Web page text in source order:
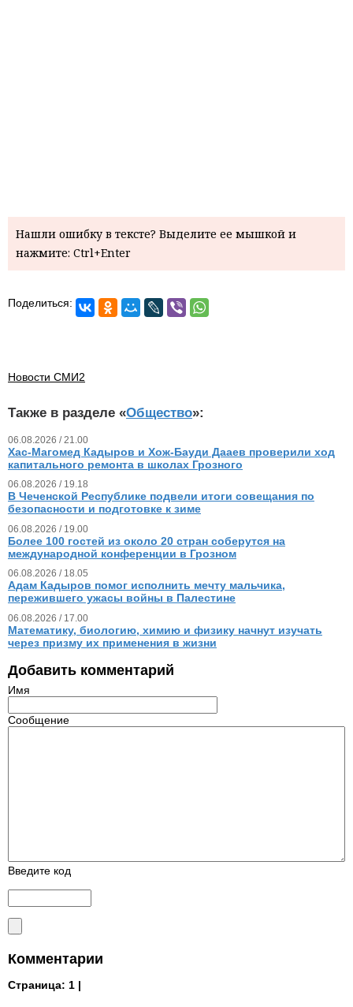
Нашли ошибку в тексте? Выделите ее мышкой и
нажмите: Ctrl+Enter
Поделиться:
Новости СМИ2
Также в разделе «Общество»:
06.08.2026 / 21.00
Хас-Магомед Кадыров и Хож-Бауди Дааев проверили ход
капитального ремонта в школах Грозного
06.08.2026 / 19.18
В Чеченской Республике подвели итоги совещания по
безопасности и подготовке к зиме
06.08.2026 / 19.00
Более 100 гостей из около 20 стран соберутся на
международной конференции в Грозном
06.08.2026 / 18.05
Адам Кадыров помог исполнить мечту мальчика,
пережившего ужасы войны в Палестине
06.08.2026 / 17.00
Математику, биологию, химию и физику начнут изучать
через призму их применения в жизни
Добавить комментарий
Имя
Сообщение
Введите код
Комментарии
Страница: 1 |